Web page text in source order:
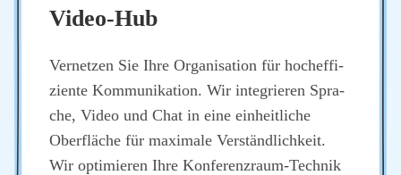
Video-Hub
Ver­net­zen Sie Ihre Orga­ni­sa­ti­on für hoch­ef­fi­
zi­en­te Kom­mu­ni­ka­ti­on. Wir inte­grie­ren Spra­
che, Video und Chat in eine ein­heit­li­che
Ober­flä­che für maxi­ma­le Ver­ständ­lich­keit.
Wir opti­mie­ren Ihre Kon­fe­renz­raum-Tech­nik